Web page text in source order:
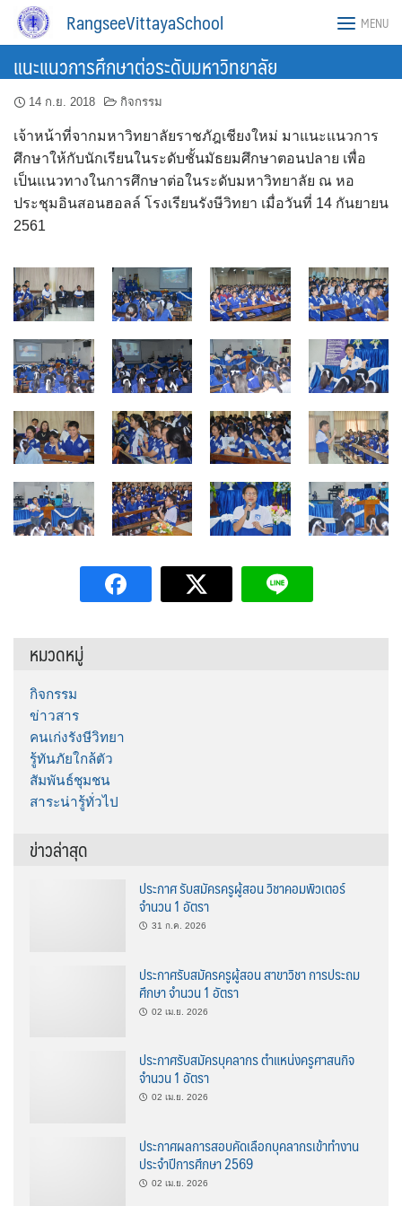
Skip
RangseeVittayaSchool MENU
แนะแนวการศึกษาต่อระดับมหาวิทยาลัย
14 ก.ย. 2018 กิจกรรม
เจ้าหน้าที่จากมหาวิทยาลัยราชภัฎเชียงใหม่ มาแนะแนวการ
ศึกษาให้กับนักเรียนในระดับชั้นมัธยมศึกษาตอนปลาย เพื่อ
เป็นแนวทางในการศึกษาต่อในระดับมหาวิทยาลัย ณ หอ
ประชุมอินสอนฮอลล์ โรงเรียนรังษีวิทยา เมื่อวันที่ 14 กันยายน
2561
หมวดหมู่
กิจกรรม
ข่าวสาร
คนเก่งรังษีวิทยา
รู้ทันภัยใกล้ตัว
สัมพันธ์ชุมชน
สาระน่ารู้ทั่วไป
ข่าวล่าสุด
ประกาศ รับสมัครครูผู้สอน วิชาคอมพิวเตอร์
จำนวน 1 อัตรา
31 ก.ค. 2026
ประกาศรับสมัครครูผู้สอน สาขาวิชา การประถม
ศึกษา จำนวน 1 อัตรา
02 เม.ย. 2026
ประกาศรับสมัครบุคลากร ตำแหน่งครูศาสนกิจ
จำนวน 1 อัตรา
02 เม.ย. 2026
ประกาศผลการสอบคัดเลือกบุคลากรเข้าทำงาน
ประจำปีการศึกษา 2569
02 เม.ย. 2026